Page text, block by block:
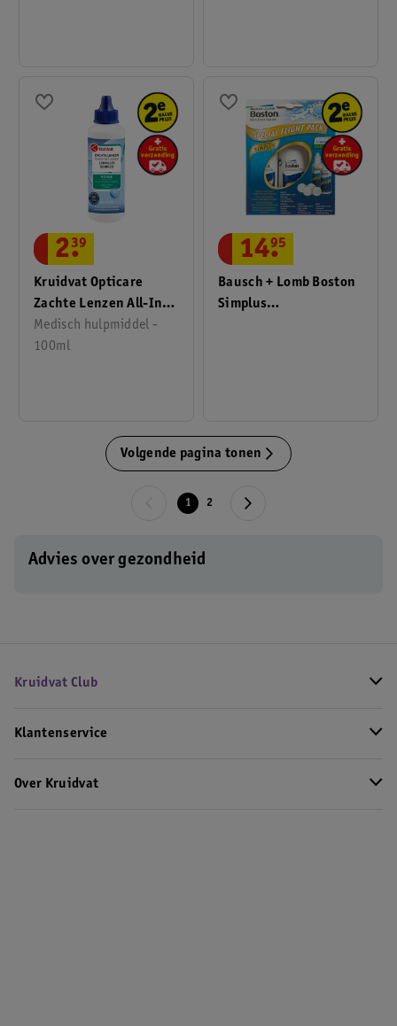
Kruidvat Opticare
Zachte Lenzen All-In-
One No Rub
Lenzenvloeistof
Medisch hulpmiddel -
100ml
2.
39
Bausch + Lomb Boston
Simplus
14.
95
Volgende pagina tonen
1 2
Advies over gezondheid
Kruidvat Club
Klantenservice
Over Kruidvat